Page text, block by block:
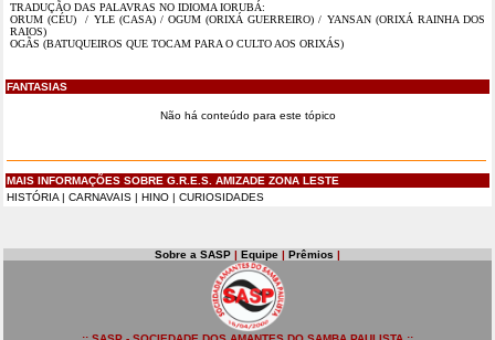
TRADUÇÃO DAS PALAVRAS NO IDIOMA IORUBÁ:
ORUM (CÉU) / YLE (CASA) / OGUM (ORIXÁ GUERREIRO) / YANSAN (ORIXÁ RAINHA DOS
RAIOS)
OGÃS (BATUQUEIROS QUE TOCAM PARA O CULTO AOS ORIXÁS)
FANTASIAS
Não há conteúdo para este tópico
MAIS INFORMAÇÕES SOBRE G.R.E.S. AMIZADE ZONA LESTE
HISTÓRIA | CARNAVAIS | HINO | CURIOSIDADES
Sobre a SASP | Equipe | Prêmios |